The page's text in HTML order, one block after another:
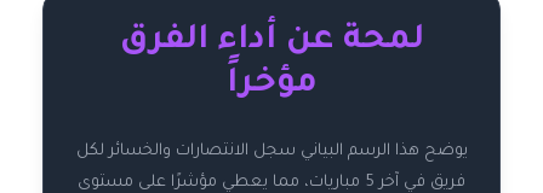
لمحة عن أداء الفرق
مؤخراً
يوضح هذا الرسم البياني سجل الانتصارات والخسائر لكل
فريق في آخر 5 مباريات، مما يعطي مؤشرًا على مستوى